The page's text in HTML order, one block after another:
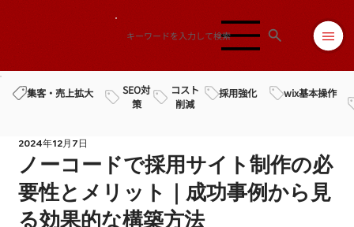
集客・売上拡大
SEO対
策
コスト
削減
採用強化 wix基本操作
ノーコードで採用サイト制作の必
要性とメリット｜成功事例から見
る効果的な構築方法
2024年12月7日